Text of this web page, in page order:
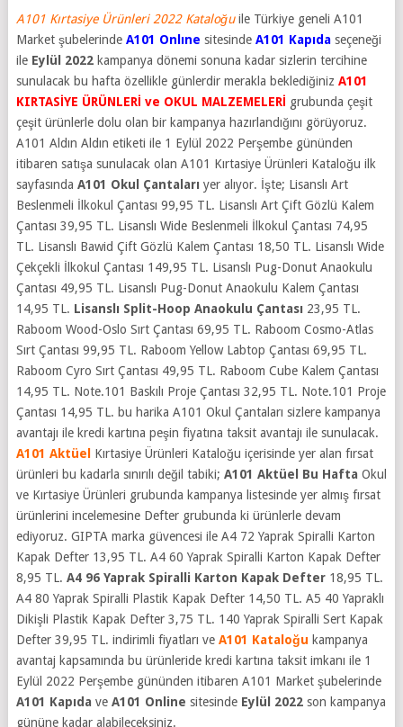
A101 Kırtasiye Ürünleri 2022 Kataloğuile Türkiye geneli A101
Market şubelerinde A101 Onlıne sitesinde A101 Kapıdaseçeneği
ile Eylül 2022kampanya dönemi sonuna kadar sizlerin tercihine
sunulacak bu hafta özellikle günlerdir merakla beklediğiniz A101
KIRTASİYE ÜRÜNLERİ ve OKUL MALZEMELERİ grubunda çeşit
çeşit ürünlerle dolu olan bir kampanya hazırlandığını görüyoruz.
A101 Aldın Aldın etiketi ile 1 Eylül 2022 Perşembe gününden
itibaren satışa sunulacak olan A101 Kırtasiye Ürünleri Kataloğu ilk
sayfasında A101 Okul Çantaları yer alıyor. İşte; Lisanslı Art
Beslenmeli İlkokul Çantası 99,95 TL. Lisanslı Art Çift Gözlü Kalem
Çantası 39,95 TL. Lisanslı Wide Beslenmeli İlkokul Çantası 74,95
TL. Lisanslı Bawid Çift Gözlü Kalem Çantası 18,50 TL. Lisanslı Wide
Çekçekli İlkokul Çantası 149,95 TL. Lisanslı Pug-Donut Anaokulu
Çantası 49,95 TL. Lisanslı Pug-Donut Anaokulu Kalem Çantası
14,95 TL. Lisanslı Split-Hoop Anaokulu Çantası 23,95 TL.
Raboom Wood-Oslo Sırt Çantası 69,95 TL. Raboom Cosmo-Atlas
Sırt Çantası 99,95 TL. Raboom Yellow Labtop Çantası 69,95 TL.
Raboom Cyro Sırt Çantası 49,95 TL. Raboom Cube Kalem Çantası
14,95 TL. Note.101 Baskılı Proje Çantası 32,95 TL. Note.101 Proje
Çantası 14,95 TL. bu harika A101 Okul Çantaları sizlere kampanya
avantajı ile kredi kartına peşin fiyatına taksit avantajı ile sunulacak.
A101 Aktüel
Kırtasiye Ürünleri Kataloğu içerisinde yer alan fırsat
ürünleri bu kadarla sınırılı değil tabiki; A101 Aktüel Bu Hafta Okul
ve Kırtasiye Ürünleri grubunda kampanya listesinde yer almış fırsat
ürünlerini incelemesine Defter grubunda ki ürünlerle devam
ediyoruz. GIPTA marka güvencesi ile A4 72 Yaprak Spiralli Karton
Kapak Defter 13,95 TL. A4 60 Yaprak Spiralli Karton Kapak Defter
8,95 TL. A4 96 Yaprak Spiralli Karton Kapak Defter18,95 TL.
A4 80 Yaprak Spiralli Plastik Kapak Defter 14,50 TL. A5 40 Yapraklı
Dikişli Plastik Kapak Defter 3,75 TL. 140 Yaprak Spiralli Sert Kapak
Defter 39,95 TL. indirimli fiyatları ve A101 Kataloğu kampanya
avantaj kapsamında bu ürünleride kredi kartına taksit imkanı ile 1
Eylül 2022 Perşembe gününden itibaren A101 Market şubelerinde
A101 Kapıda ve A101 Online sitesinde Eylül 2022son kampanya
gününe kadar alabileceksiniz.